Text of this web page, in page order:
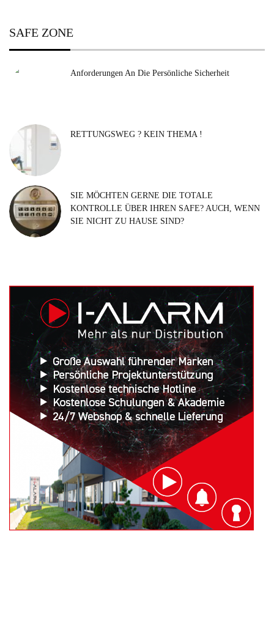
SAFE ZONE
Anforderungen An Die Persönliche Sicherheit
RETTUNGSWEG ? KEIN THEMA !
SIE MÖCHTEN GERNE DIE TOTALE
KONTROLLE ÜBER IHREN SAFE? AUCH, WENN
SIE NICHT ZU HAUSE SIND?